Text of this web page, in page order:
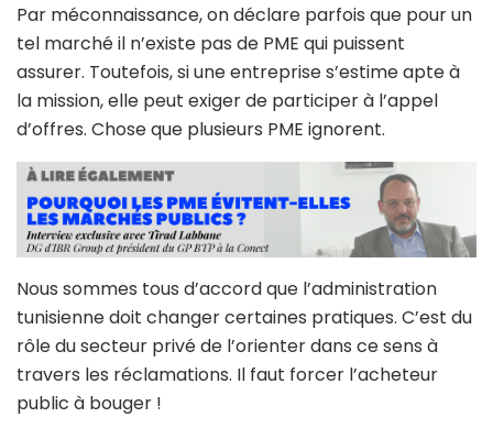
Par méconnaissance, on déclare parfois que pour un
tel marché il n’existe pas de PME qui puissent
assurer. Toutefois, si une entreprise s’estime apte à
la mission, elle peut exiger de participer à l’appel
d’offres. Chose que plusieurs PME ignorent.
Nous sommes tous d’accord que l’administration
tunisienne doit changer certaines pratiques. C’est du
rôle du secteur privé de l’orienter dans ce sens à
travers les réclamations. Il faut forcer l’acheteur
public à bouger !